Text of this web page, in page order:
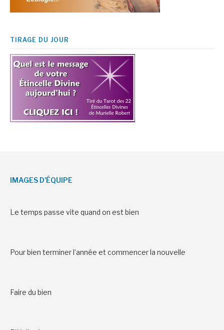
TIRAGE DU JOUR
IMAGES D’ÉQUIPE
Le temps passe vite quand on est bien
Pour bien terminer l’année et commencer la nouvelle
Faire du bien